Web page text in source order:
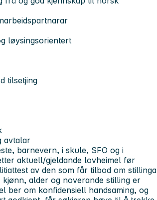
løysingsorientert
tilsetjing
avtalar
barnevern, i skule, SFO og i
aktuell/gjeldande lovheimel før
av den som får tilbod om stillinga
alder og noverande stilling er
ber om konfidensiell handsaming, og